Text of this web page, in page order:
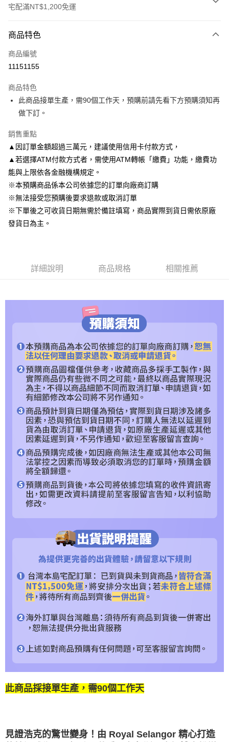
宅配滿NT$1,200免運
信用卡一次付款
信用卡分期付款
玉山商業銀行
6 期 0 利率 每期
LINE Pay
Apple Pay
悠遊付
Google Pay
ATM付款
運送方式
預購專用-宅配
每筆NT$300
商品特色
商品編號
11151155
商品特色
此商品接單生產，需90個工作天，預購前請先看下方預購須知再
做下訂。
銷售重點
▲因訂單金額超過三萬元，建議使用信用卡付款方式，
▲若選擇ATM付款方式者，需使用ATM轉帳「繳費」功能，繳費功
能與上限依各金融機構規定。
※本預購商品係本公司依據您的訂單向廠商訂購
※無法接受您預購後要求退款或取消訂單
※下單後之可收貨日期無需於備註填寫，商品實際到貨日需依原廠
發貨日為主。
詳細說明 商品規格 相關推薦
此商品採接單生產，需90個工作天
見證浩克的驚世變身！ 由 Royal Selangor 精心打造